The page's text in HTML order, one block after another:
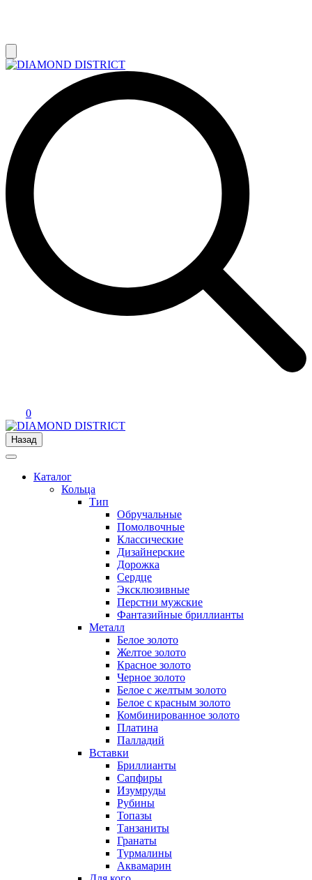
0
Назад
Каталог
Кольца
Тип
Обручальные
Помолвочные
Классические
Дизайнерские
Дорожка
Сердце
Эксклюзивные
Перстни мужские
Фантазийные бриллианты
Металл
Белое золото
Желтое золото
Красное золото
Черное золото
Белое с желтым золото
Белое с красным золото
Комбинированное золото
Платина
Палладий
Вставки
Бриллианты
Сапфиры
Изумруды
Рубины
Топазы
Танзаниты
Гранаты
Турмалины
Аквамарин